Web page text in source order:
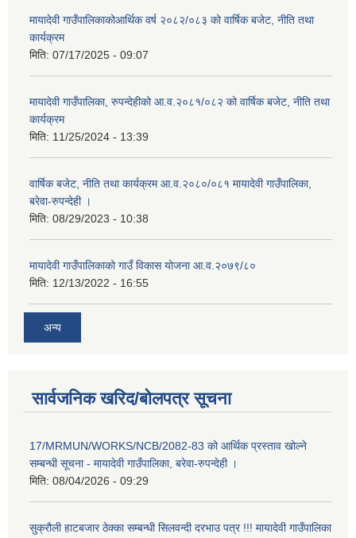
मायादेवी गाउँपालिकाकोआर्थिक वर्ष २०८२/०८३ को वार्षिक बजेट, नीति तथा
कार्यक्रम
मिति: 07/17/2025 - 09:07
मायादेवी गाउँपालिका, रुपन्देहीको आ.व.२०८१/०८२ को वार्षिक बजेट, नीति तथा
कार्यक्रम
मिति: 11/25/2024 - 13:39
वार्षिक बजेट, नीति तथा कार्यक्रम आ.व.२०८०/०८१ मायादेवी गाउँपालिका,
बरेवा-रुपन्देही ।
मिति: 08/29/2023 - 10:38
मायादेवी गाउँपालिकाको गाउँ विकास योजना आ.व.२०७९/८०
मिति: 12/13/2022 - 16:55
अन्य
सार्वजनिक खरिद/बोलपत्र सूचना
17/MRMUN/WORKS/NCB/2082-83 को आर्थिक प्रस्ताव खोल्ने
सम्बन्धी सूचना - मायादेवी गाउँपालिका, बरेवा-रुपन्देही ।
मिति: 08/04/2026 - 09:29
सुक्रौली हाटबजार ठेक्का सम्बन्धी सिलवन्दी दरभाउ पत्र !!! मायादेवी गाउँपालिका